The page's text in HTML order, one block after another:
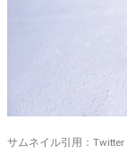
サムネイル引用：Twitter